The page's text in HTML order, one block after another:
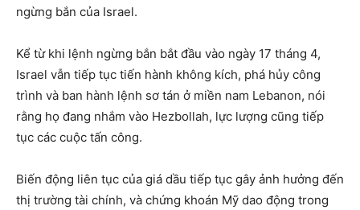
ngừng bắn của Israel.
Kể từ khi lệnh ngừng bắn bắt đầu vào ngày 17 tháng 4,
Israel vẫn tiếp tục tiến hành không kích, phá hủy công
trình và ban hành lệnh sơ tán ở miền nam Lebanon, nói
rằng họ đang nhắm vào Hezbollah, lực lượng cũng tiếp
tục các cuộc tấn công.
Biến động liên tục của giá dầu tiếp tục gây ảnh hưởng đến
thị trường tài chính, và chứng khoán Mỹ dao động trong